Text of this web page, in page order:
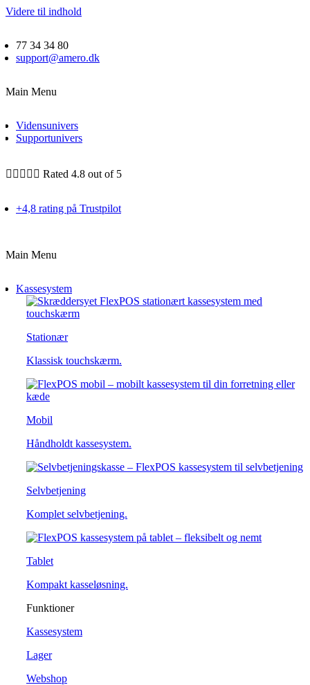
Videre til indhold
77 34 34 80
support@amero.dk
Main Menu
Vidensunivers
Supportunivers
     Rated 4.8 out of 5
+4,8 rating på Trustpilot
Main Menu
Kassesystem
Stationær
Klassisk touchskærm.
Mobil
Håndholdt kassesystem.
Selvbetjening
Komplet selvbetjening.
Tablet
Kompakt kasseløsning.
Funktioner
Kassesystem
Lager
Webshop